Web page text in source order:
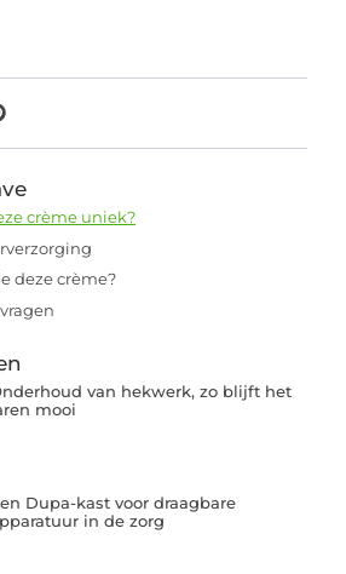
crème uniek?
deze crème?
van hekwerk, zo blijft het
mooi
Dupa-kast voor draagbare
in de zorg